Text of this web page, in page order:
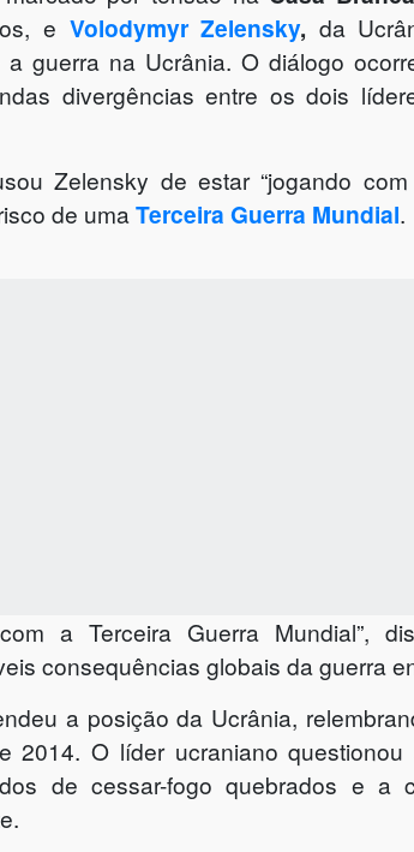
e Volodymyr Zelensky, da
guerra na Ucrânia. O diálogo
divergências entre os dois
Zelensky de estar “jogando
de umaTerceira Guerra Mundial.
a Terceira Guerra Mundial”,
consequências globais da guerra
a posição da Ucrânia,
2014. O líder ucraniano
de cessar-fogo quebrados e a